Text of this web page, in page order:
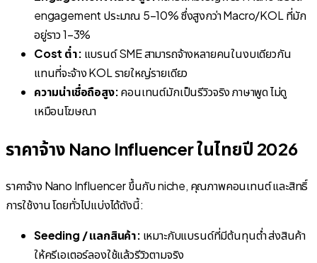
engagement ประมาณ 5–10% ซึ่งสูงกว่า Macro/KOL ที่มัก
อยู่ราว 1–3%
Cost ต่ำ: แบรนด์ SME สามารถจ้างหลายคนในงบเดียวกัน
แทนที่จะจ้าง KOL รายใหญ่รายเดียว
ความน่าเชื่อถือสูง:คอนเทนต์มักเป็นรีวิวจริง ภาษาพูด ไม่ดู
เหมือนโฆษณา
ราคาจ้าง Nano Influencer ในไทยปี 2026
ราคาจ้าง Nano Influencer ขึ้นกับ niche, คุณภาพคอนเทนต์ และสิทธิ์
การใช้งาน โดยทั่วไปแบ่งได้ดังนี้:
Seeding / แลกสินค้า: เหมาะกับแบรนด์ที่มีต้นทุนต่ำ ส่งสินค้า
ให้ครีเอเตอร์ลองใช้แล้วรีวิวตามจริง